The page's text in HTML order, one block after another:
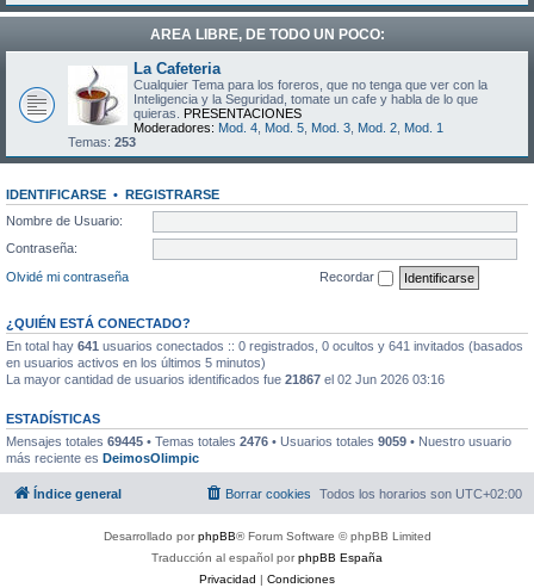
AREA LIBRE, DE TODO UN POCO:
La Cafeteria
Cualquier Tema para los foreros, que no tenga que ver con la
Inteligencia y la Seguridad, tomate un cafe y habla de lo que
quieras. PRESENTACIONES
Moderadores: Mod. 4 Mod. 5 Mod. 3 Mod. 2 Mod. 1
Temas: 253
IDENTIFICARSE • REGISTRARSE
Nombre de Usuario:
Contraseña:
Olvidé mi contraseña
Recordar
¿QUIÉN ESTÁ CONECTADO?
En total hay 641 usuarios conectados :: 0 registrados, 0 ocultos y 641 invitados (basados
en usuarios activos en los últimos 5 minutos)
La mayor cantidad de usuarios identificados fue 21867 el 02 Jun 2026 03:16
ESTADÍSTICAS
Mensajes totales 69445 • Temas totales 2476 • Usuarios totales 9059 • Nuestro usuario
más reciente es DeimosOlimpic
Índice general Todos los horarios son UTC+02:00
Borrar cookies
Desarrollado porphpBB® Forum Software © phpBB Limited
Traducción al español porphpBB España
Privacidad | Condiciones